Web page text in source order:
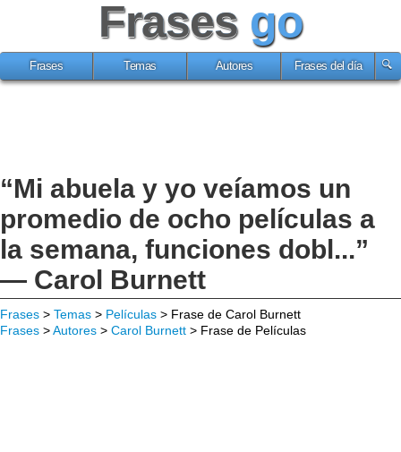
Frases go
Frases Temas Autores Frases del día
“Mi abuela y yo veíamos un
promedio de ocho películas a
la semana, funciones dobl...”
— Carol Burnett
Frases > Temas > Películas > Frase de Carol Burnett
Frases >Autores > Carol Burnett > Frase de Películas